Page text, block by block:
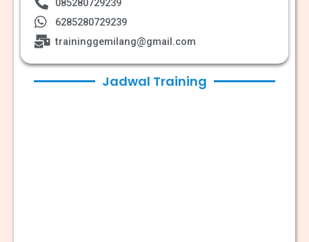
085280729239
6285280729239
traininggemilang@gmail.com
Jadwal Training